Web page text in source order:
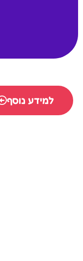
למידע נוסף